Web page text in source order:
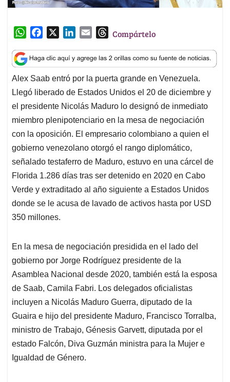
W
a
t
s
A
p
p
c
e
b
o
o
k
n
k
e
d
I
n
a
i
l
T
r
e
a
d
s
Compártelo
Alex Saab entró por la puerta grande en Venezuela.
Llegó liberado de Estados Unidos el 20 de diciembre y
el presidente Nicolás Maduro lo designó de inmediato
miembro plenipotenciario en la mesa de negociación
con la oposición. El empresario colombiano a quien el
gobierno venezolano otorgó el rango diplomático,
señalado testaferro de Maduro, estuvo en una cárcel de
Florida 1.286 días tras ser detenido en 2020 en Cabo
Verde y extraditado al año siguiente a Estados Unidos
donde se le acusa de lavado de activos hasta por USD
350 millones.
En la mesa de negociación presidida en el lado del
gobierno por Jorge Rodríguez presidente de la
Asamblea Nacional desde 2020, también está la esposa
de Saab, Camila Fabri. Los delegados oficialistas
incluyen a Nicolás Maduro Guerra, diputado de la
Guaira e hijo del presidente Maduro, Francisco Torralba,
ministro de Trabajo, Génesis Garvett, diputada por el
estado Falcón, Diva Guzmán ministra para la Mujer e
Igualdad de Género.